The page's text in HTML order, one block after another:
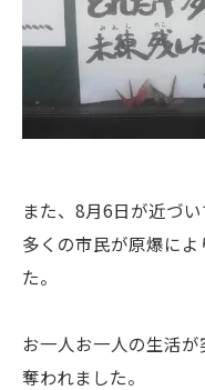
また、8月6日が近づい
多くの市民が原爆に
た。
お一人お一人の生活
奪われました。